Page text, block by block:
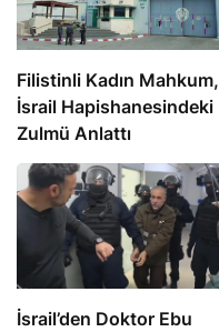
Filistinli Kadın Mahkum,
İsrail Hapishanesindeki
Zulmü Anlattı
İsrail’den Doktor Ebu